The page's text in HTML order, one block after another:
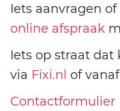
Iets aanvragen
online afspraak
Iets op straat dat
via Fixi.nl of
Contactformulier